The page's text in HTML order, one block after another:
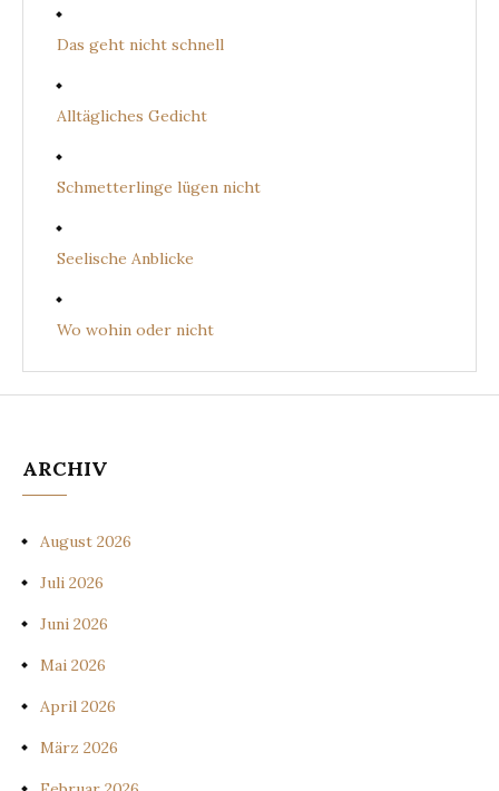
Das geht nicht schnell
Alltägliches Gedicht
Schmetterlinge lügen nicht
Seelische Anblicke
Wo wohin oder nicht
ARCHIV
August 2026
Juli 2026
Juni 2026
Mai 2026
April 2026
März 2026